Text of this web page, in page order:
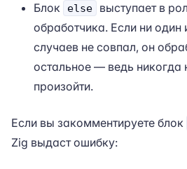
Блок
else
выступает в
обработчика. Если ни
случаев не совпал, он
остальное — ведь никогда
произойти.
Если вы закомментируете блок
Zig выдаст ошибку: